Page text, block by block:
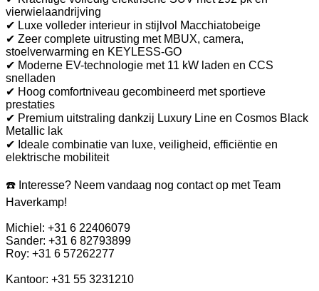
vierwielaandrijving
✔ Luxe volleder interieur in stijlvol Macchiatobeige
✔ Zeer complete uitrusting met MBUX, camera,
stoelverwarming en KEYLESS-GO
✔ Moderne EV-technologie met 11 kW laden en CCS
snelladen
✔ Hoog comfortniveau gecombineerd met sportieve
prestaties
✔ Premium uitstraling dankzij Luxury Line en Cosmos Black
Metallic lak
✔ Ideale combinatie van luxe, veiligheid, efficiëntie en
elektrische mobiliteit
☎️ Interesse? Neem vandaag nog contact op met Team
Haverkamp!
Michiel: +31 6 22406079
Sander: +31 6 82793899
Roy: +31 6 57262277
Kantoor: +31 55 3231210